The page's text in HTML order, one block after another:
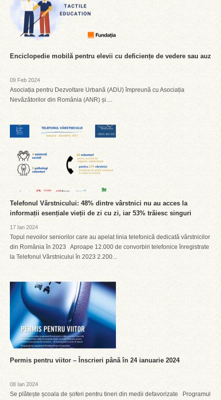
Enciclopedie mobilă pentru elevii cu deficiențe de vedere sau auz
09 Feb 2024
Asociația pentru Dezvoltare Urbană (ADU) împreună cu Asociația
Nevăzătorilor din România (ANR) și....
Telefonul Vârstnicului: 48% dintre vârstnici nu au acces la
informații esențiale vieții de zi cu zi, iar 53% trăiesc singuri
17 Ian 2024
Topul nevoilor seniorilor care au apelat linia telefonică dedicată vârstnicilor
din România în 2023 Aproape 12.000 de convorbiri telefonice înregistrate
la Telefonul Vârstnicului în 2023 2.200...
Permis pentru viitor – Înscrieri până în 24 ianuarie 2024
08 Ian 2024
Se plătește școala de șoferi pentru tineri din medii defavorizate Programul